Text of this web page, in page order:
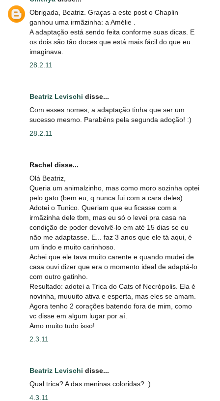
Obrigada, Beatriz. Graças a este post o Chaplin
ganhou uma irmãzinha: a Amélie .
A adaptação está sendo feita conforme suas dicas. E
os dois são tão doces que está mais fácil do que eu
imaginava.
28.2.11
Beatriz Levischi disse...
Com esses nomes, a adaptação tinha que ser um
sucesso mesmo. Parabéns pela segunda adoção! :)
28.2.11
Rachel disse...
Olá Beatriz,
Queria um animalzinho, mas como moro sozinha optei
pelo gato (bem eu, q nunca fui com a cara deles).
Adotei o Tunico. Queriam que eu ficasse com a
irmãzinha dele tbm, mas eu só o levei pra casa na
condição de poder devolvê-lo em até 15 dias se eu
não me adaptasse. E... faz 3 anos que ele tá aqui, é
um lindo e muito carinhoso.
Achei que ele tava muito carente e quando mudei de
casa ouvi dizer que era o momento ideal de adaptá-lo
com outro gatinho.
Resultado: adotei a Trica do Cats of Necrópolis. Ela é
novinha, muuuito ativa e esperta, mas eles se amam.
Agora tenho 2 corações batendo fora de mim, como
vc disse em algum lugar por aí.
Amo muito tudo isso!
2.3.11
Beatriz Levischi disse...
Qual trica? A das meninas coloridas? :)
4.3.11